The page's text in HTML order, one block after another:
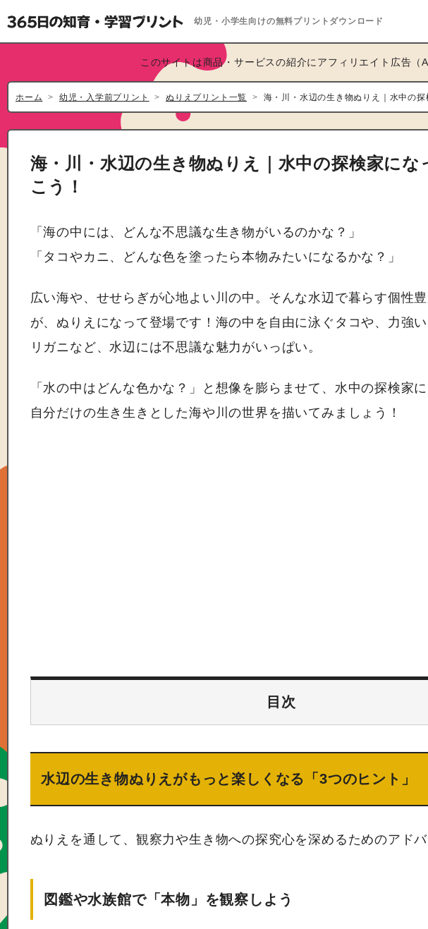
幼児・小学生向けの無料プリントダウンロード
このサイトは商品・サービスの紹介にアフィリエイト広告（
ホーム 幼児・入学前プリント ぬりえプリント一覧 海・川・水辺の生き物ぬりえ｜水中の探
海・川・水辺の生き物ぬりえ｜水中の探検家にな
こう！
「海の中には、どんな不思議な生き物がいるのかな？」
「タコやカニ、どんな色を塗ったら本物みたいになるかな？」
広い海や、せせらぎが心地よい川の中。そんな水辺で暮らす個性
が、ぬりえになって登場です！海の中を自由に泳ぐタコや、力強
リガニなど、水辺には不思議な魅力がいっぱい。
「水の中はどんな色かな？」と想像を膨らませて、水中の探検家に
自分だけの生き生きとした海や川の世界を描いてみましょう！
目次
水辺の生き物ぬりえがもっと楽しくなる「3つのヒント」
ぬりえを通して、観察力や生き物への探究心を深めるためのアドバ
図鑑や水族館で「本物」を観察しよう